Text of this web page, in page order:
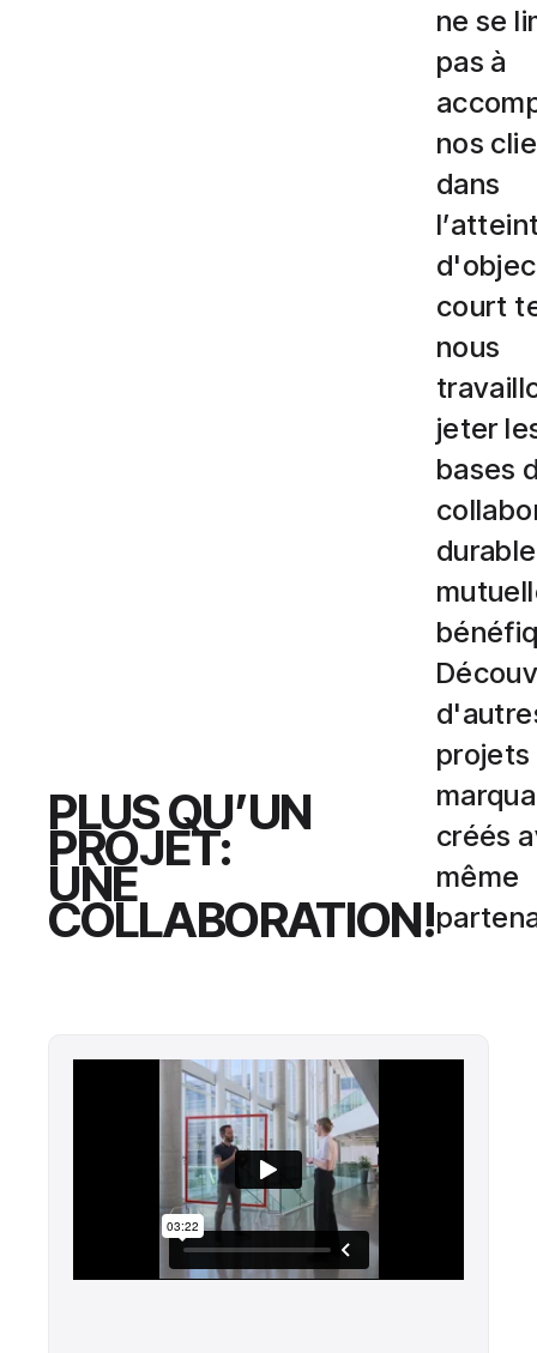
PLUS QU’UN
PROJET:
UNE
COLLABORATION!
ne se
pas à
nos
dans
court
nous
jeter
bases
projets
créés
même